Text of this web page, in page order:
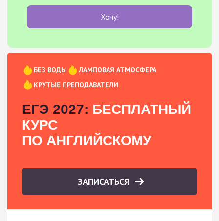
Хочу!
БЕЗ ВОДЫ
ЛАМПОВАЯ АТМОСФЕРА
КРУТЫЕ ПРЕПОДАВАТЕЛИ
ЕГЭ 2027: БЕСПЛАТНЫЙ
КУРС
ПО АНГЛИЙСКОМУ
ЗАПИСАТЬСЯ